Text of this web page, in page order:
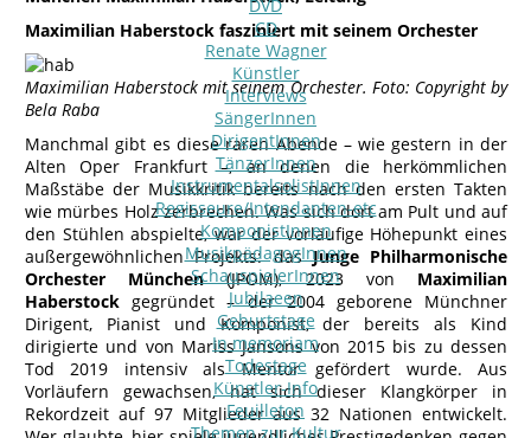
DVD
CD
Renate Wagner
Künstler
Interviews
SängerInnen
DirigentInnen
TänzerInnen
InstrumentalsolistInnen
Regisseure/Intendanten-etc
KomponistInnen
MusikpädagogInnen
SchauspielerInnen
Jubilaeen
Geburtstage
In memoriam
Todestage
Künstler-Info
Feuilleton
Themen zur Kultur
Maximilian Haberstock fasziniert mit seinem Orchester
Maximilian Haberstock mit seinem Orchester. Foto: Copyright by
Bela Raba
Manchmal gibt es diese raren Abende – wie gestern in der
Alten Oper Frankfurt –, an denen die herkömmlichen
Maßstäbe der Musikkritik bereits nach den ersten Takten
wie mürbes Holz zerbrechen. Was sich dort am Pult und auf
den Stühlen abspielte, war der vorläufige Höhepunkt eines
außergewöhnlichen Projekts: dasJunge Philharmonische
Orchester München(JPOM), 2023 von Maximilian
Haberstock gegründet – der 2004 geborene Münchner
Dirigent, Pianist und Komponist, der bereits als Kind
dirigierte und von Mariss Jansons von 2015 bis zu dessen
Tod 2019 intensiv als Mentor gefördert wurde. Aus
Vorläufern gewachsen, hat sich dieser Klangkörper in
Rekordzeit auf 97 Mitglieder aus 32 Nationen entwickelt.